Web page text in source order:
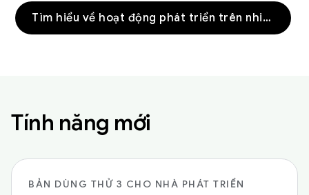
Tìm hiểu về hoạt động phát triển trên nhiều thiết bị
Tính năng mới
BẢN DÙNG THỬ 3 CHO NHÀ PHÁT TRIỂN